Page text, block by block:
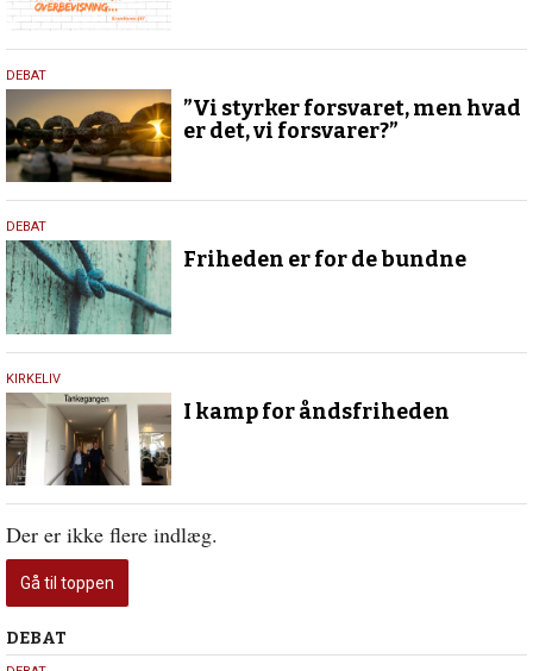
24.
januar
2024
DEBAT
”Vi styrker forsvaret, men hvad
er det, vi forsvarer?”
21.
november
2018
DEBAT
Friheden er for de bundne
6.
juli
2017
KIRKELIV
I kamp for åndsfriheden
Der er ikke flere indlæg.
Gå til toppen
Debat
DEBAT